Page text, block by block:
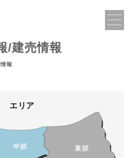
/建売情報
報
エリア